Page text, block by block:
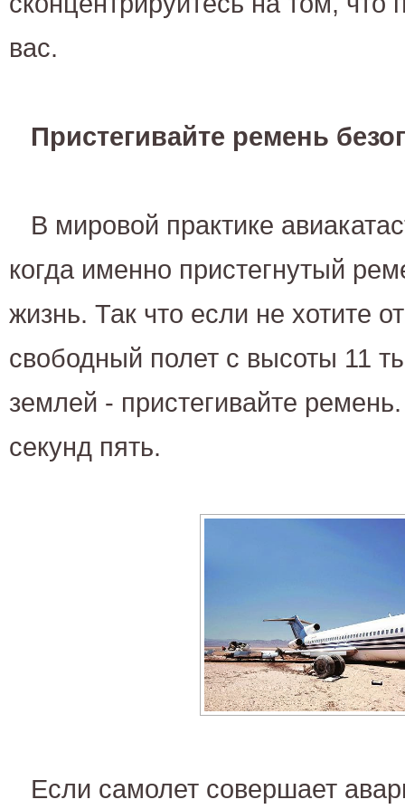
вас.
Пристегивайте ремень
В мировой практике
когда именно пристегнутый
жизнь. Так что если не хотите
свободный полет с высоты 11
землей - пристегивайте
секунд пять.
Если самолет совершает